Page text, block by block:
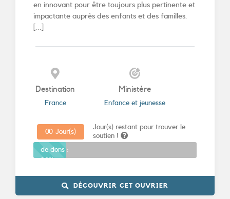
en innovant pour être toujours plus pertinente et
impactante auprès des enfants et des familles.
Destination
France
Ministère
Enfance et jeunesse
Jour(s) restant pour trouver le
soutien !
00 Jour(s)
Promesses
de dons :
DÉCOUVRIR CET OUVRIER